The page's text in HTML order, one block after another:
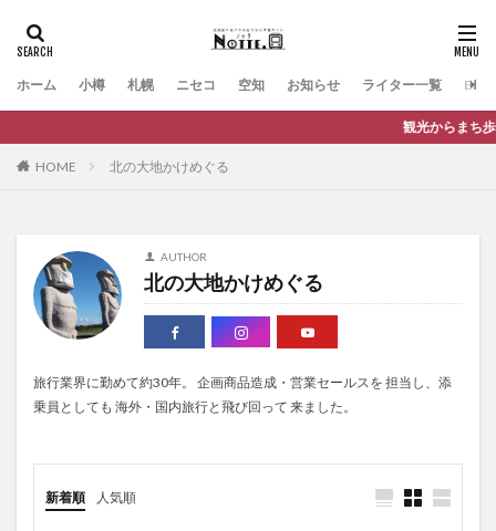
ホーム 小樽 札幌 ニセコ 空知 お知らせ ライター一覧
観光からまち歩き
HOME 北の大地かけめぐる
AUTHOR
北の大地かけめぐる
旅行業界に勤めて約30年。 企画商品造成・営業セールスを 担当し、添
乗員としても 海外・国内旅行と飛び回って 来ました。
新着順 人気順